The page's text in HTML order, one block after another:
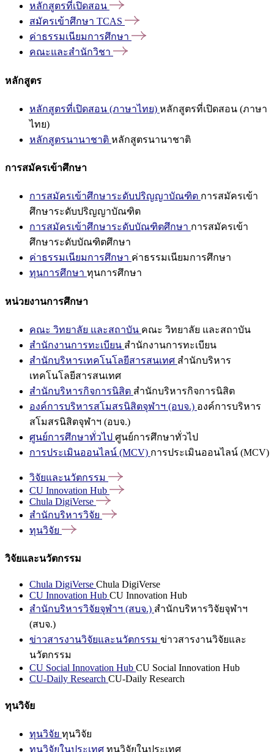
หลักสูตรที่เปิดสอน
สมัครเข้าศึกษา TCAS
ค่าธรรมเนียมการศึกษา
คณะและสำนักวิชา
หลักสูตร
หลักสูตรที่เปิดสอน (ภาษาไทย) หลักสูตรที่เปิดสอน (ภาษา
ไทย)
หลักสูตรนานาชาติ หลักสูตรนานาชาติ
การสมัครเข้าศึกษา
การสมัครเข้าศึกษาระดับปริญญาบัณฑิต การสมัครเข้า
ศึกษาระดับปริญญาบัณฑิต
การสมัครเข้าศึกษาระดับบัณฑิตศึกษา การสมัครเข้า
ศึกษาระดับบัณฑิตศึกษา
ค่าธรรมเนียมการศึกษา ค่าธรรมเนียมการศึกษา
ทุนการศึกษา ทุนการศึกษา
หน่วยงานการศึกษา
คณะ วิทยาลัย และสถาบัน คณะ วิทยาลัย และสถาบัน
สำนักงานการทะเบียน สำนักงานการทะเบียน
สำนักบริหารเทคโนโลยีสารสนเทศ สำนักบริหาร
เทคโนโลยีสารสนเทศ
สำนักบริหารกิจการนิสิต สำนักบริหารกิจการนิสิต
องค์การบริหารสโมสรนิสิตจุฬาฯ (อบจ.) องค์การบริหาร
สโมสรนิสิตจุฬาฯ (อบจ.)
ศูนย์การศึกษาทั่วไป ศูนย์การศึกษาทั่วไป
การประเมินออนไลน์ (MCV) การประเมินออนไลน์ (MCV)
วิจัยและนวัตกรรม
CU Innovation Hub
Chula DigiVerse
สำนักบริหารวิจัย
ทุนวิจัย
วิจัยและนวัตกรรม
Chula DigiVerse Chula DigiVerse
CU Innovation Hub CU Innovation Hub
สำนักบริหารวิจัยจุฬาฯ (สบจ.) สำนักบริหารวิจัยจุฬาฯ
(สบจ.)
ข่าวสารงานวิจัยและนวัตกรรม ข่าวสารงานวิจัยและ
นวัตกรรม
CU Social Innovation Hub CU Social Innovation Hub
CU-Daily Research CU-Daily Research
ทุนวิจัย
ทุนวิจัย ทุนวิจัย
ทุนวิจัยในประเทศ ทุนวิจัยในประเทศ